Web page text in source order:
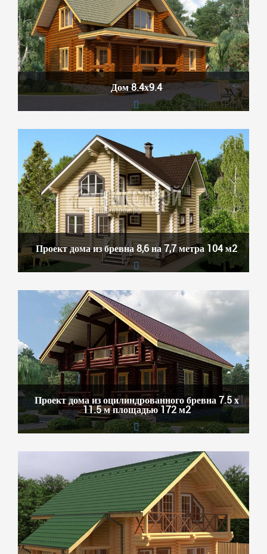
Дом 8.4х9.4
Проект дома из бревна 8,6 на 7,7 метра 104 м2
Проект дома из оцилиндрованного бревна 7.5 х
11.5 м площадью 172 м2